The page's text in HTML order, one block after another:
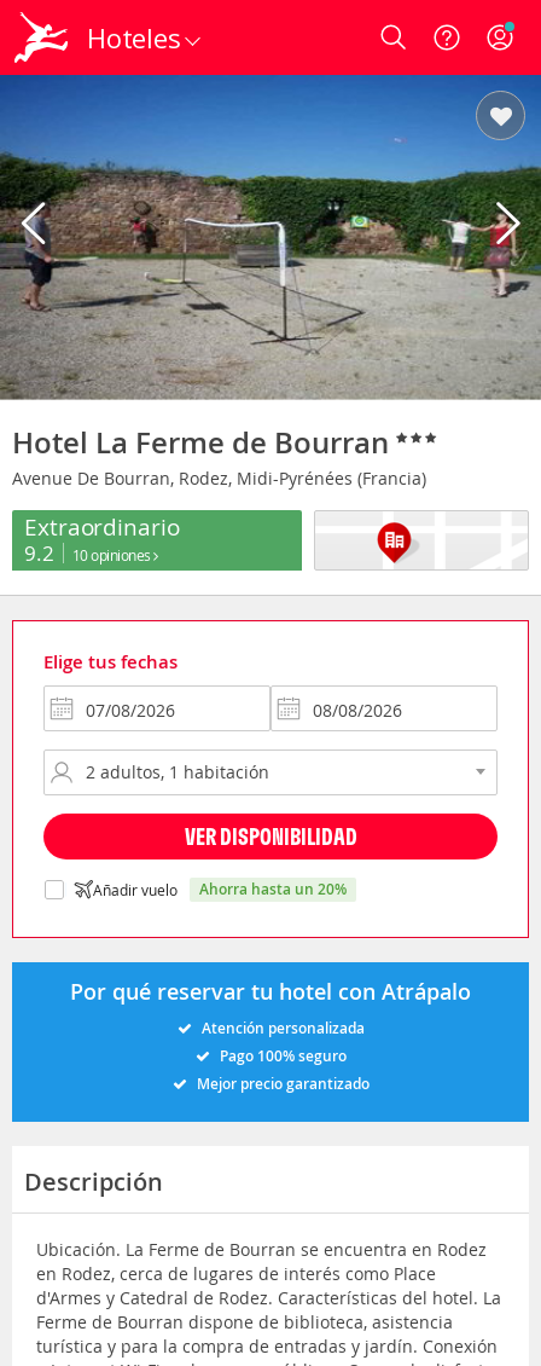
Hoteles Login
Hotel La Ferme de Bourran
Avenue De Bourran, Rodez, Midi-Pyrénées (Francia)
Extraordinario
9.2 10 opiniones
Elige tus fechas
VER DISPONIBILIDAD
Añadir vuelo ahorra hasta un 20%
Por qué reservar tu hotel con Atrápalo
Atención personalizada
Pago 100% seguro
Mejor precio garantizado
Descripción
Ubicación. La Ferme de Bourran se encuentra en Rodez
en Rodez, cerca de lugares de interés como Place
d'Armes y Catedral de Rodez. Características del hotel. La
Ferme de Bourran dispone de biblioteca, asistencia
turística y para la compra de entradas y jardín. Conexión